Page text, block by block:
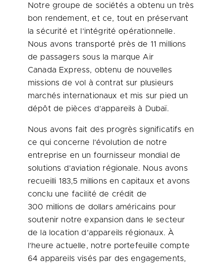
Notre groupe de sociétés a obtenu un très
bon rendement, et ce, tout en préservant
la sécurité et l’intégrité opérationnelle.
Nous avons transporté près de 11 millions
de passagers sous la marque Air
Canada Express, obtenu de nouvelles
missions de vol à contrat sur plusieurs
marchés internationaux et mis sur pied un
dépôt de pièces d’appareils à Dubaï.
Nous avons fait des progrès significatifs en
ce qui concerne l’évolution de notre
entreprise en un fournisseur mondial de
solutions d’aviation régionale. Nous avons
recueilli 183,5 millions en capitaux et avons
conclu une facilité de crédit de
300 millions de dollars américains pour
soutenir notre expansion dans le secteur
de la location d’appareils régionaux. À
l’heure actuelle, notre portefeuille compte
64 appareils visés par des engagements,